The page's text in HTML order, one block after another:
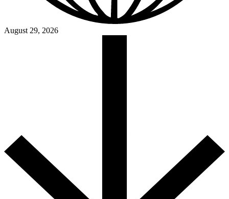
August 29, 2026